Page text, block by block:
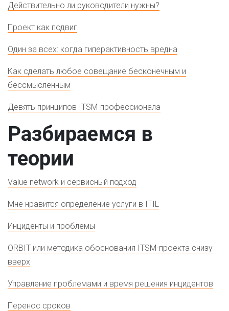
Действительно ли руководители нужны?
Проект как подвиг
Один за всех: когда гиперактивность вредна
Как сделать любое совещание бесконечным и
бессмысленным
Девять принципов ITSM-профессионала
Разбираемся в
теории
Value network и сервисный подход
Мне нравится определение услуги в ITIL
Инциденты и проблемы
ORBIT или методика обоснования ITSM-проекта снизу
вверх
Управление проблемами и время решения инцидентов
Перенос сроков